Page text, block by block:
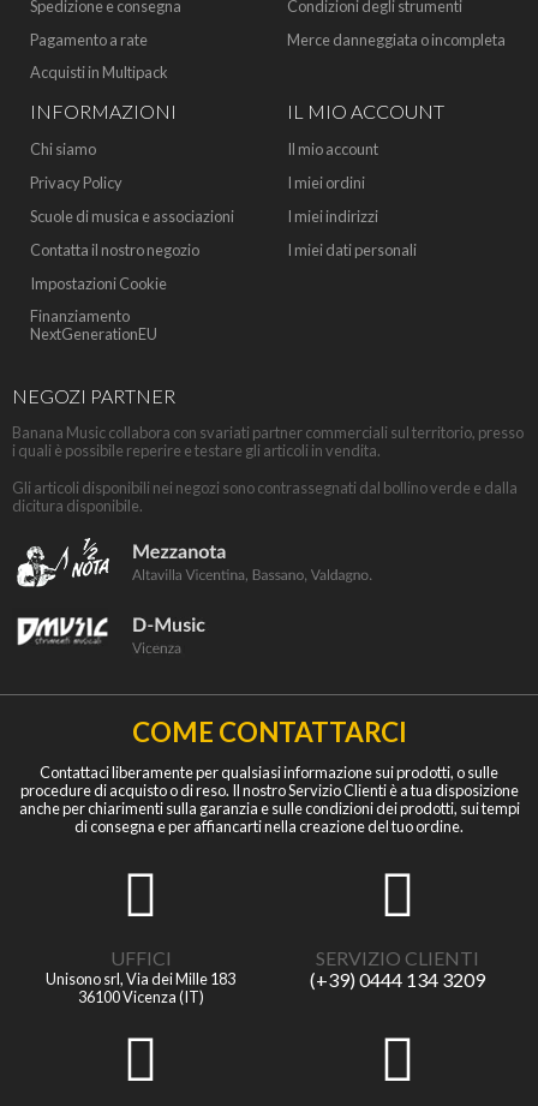
Spedizione e consegna
Pagamento a rate
Acquisti in Multipack
Condizioni degli strumenti
Merce danneggiata o incompleta
INFORMAZIONI
Chi siamo
Privacy Policy
Scuole di musica e associazioni
Contatta il nostro negozio
Impostazioni Cookie
Finanziamento
NextGenerationEU
IL MIO ACCOUNT
Il mio account
I miei ordini
I miei indirizzi
I miei dati personali
NEGOZI PARTNER
Banana Music collabora con svariati partner commerciali sul territorio, presso
i quali è possibile reperire e testare gli articoli in vendita.
Gli articoli disponibili nei negozi sono contrassegnati dal bollino verde e dalla
dicitura disponibile.
COME CONTATTARCI
Contattaci liberamente per qualsiasi informazione sui prodotti, o sulle
procedure di acquisto o di reso. Il nostro Servizio Clienti è a tua disposizione
anche per chiarimenti sulla garanzia e sulle condizioni dei prodotti, sui tempi
di consegna e per affiancarti nella creazione del tuo ordine.
UFFICI
Unisono srl, Via dei Mille 183
36100 Vicenza (IT)
SERVIZIO CLIENTI
(+39) 0444 134 3209